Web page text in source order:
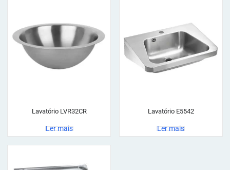
Lavatório LVR32CR
Ler mais
Lavatório E5542
Ler mais